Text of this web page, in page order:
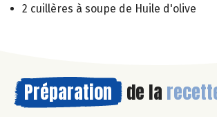
2 cuillères à soupe de Huile d'olive
Préparation de la